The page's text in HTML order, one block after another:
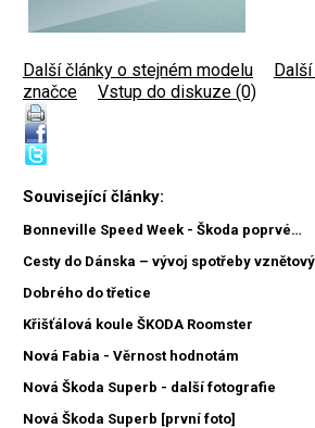
Další články o stejném modelu
značce
Vstup do diskuze (0)
Související články:
Bonneville Speed Week - Škoda poprvé…
Cesty do Dánska – vývoj spotřeby
Dobrého do třetice
Křišťálová koule ŠKODA Roomster
Nová Fabia - Věrnost hodnotám
Nová Škoda Superb - další fotografie
Nová Škoda Superb [první foto]